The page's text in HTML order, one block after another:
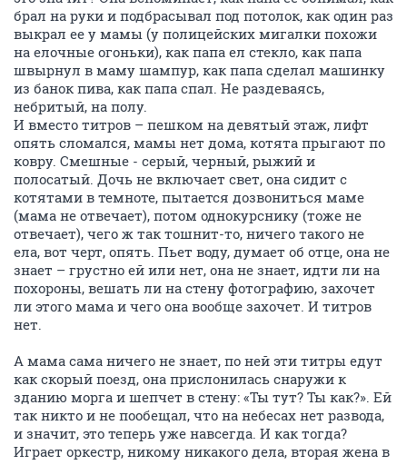
брал на руки и подбрасывал под потолок, как один раз
выкрал ее у мамы (у полицейских мигалки похожи
на елочные огоньки), как папа ел стекло, как папа
швырнул в маму шампур, как папа сделал машинку
из банок пива, как папа спал. Не раздеваясь,
небритый, на полу.
И вместо титров – пешком на девятый этаж, лифт
опять сломался, мамы нет дома, котята прыгают по
ковру. Смешные - серый, черный, рыжий и
полосатый. Дочь не включает свет, она сидит с
котятами в темноте, пытается дозвониться маме
(мама не отвечает), потом однокурснику (тоже не
отвечает), чего ж так тошнит-то, ничего такого не
ела, вот черт, опять. Пьет воду, думает об отце, она не
знает – грустно ей или нет, она не знает, идти ли на
похороны, вешать ли на стену фотографию, захочет
ли этого мама и чего она вообще захочет. И титров
нет.
А мама сама ничего не знает, по ней эти титры едут
как скорый поезд, она прислонилась снаружи к
зданию морга и шепчет в стену: «Ты тут? Ты как?». Ей
так никто и не пообещал, что на небесах нет развода,
и значит, это теперь уже навсегда. И как тогда?
Играет оркестр, никому никакого дела, вторая жена в